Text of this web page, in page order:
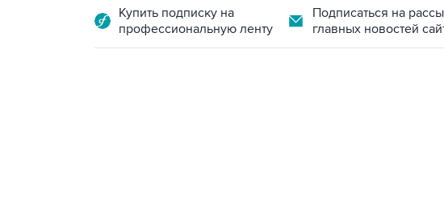
Купить подписку на
профессиональную ленту
Подписаться на
главных новостей